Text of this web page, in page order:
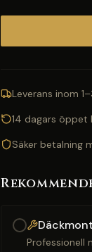
Leverans inom
14 dagars öppet
Säker betalning
Professionell